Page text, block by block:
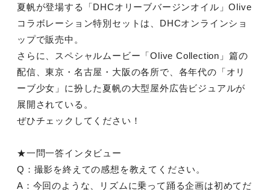
夏帆が登場する「DHCオリーブバージンオイル」Olive
コラボレーション特別セットは、DHCオンラインショ
ップで販売中。
さらに、スペシャルムービー「Olive Collection」篇の
配信、東京・名古屋・大阪の各所で、各年代の「オリ
ーブ少女」に扮した夏帆の大型屋外広告ビジュアルが
展開されている。
ぜひチェックしてください！
★一問一答インタビュー
Q：撮影を終えての感想を教えてください。
A：今回のような、リズムに乗って踊る企画は初めてだ